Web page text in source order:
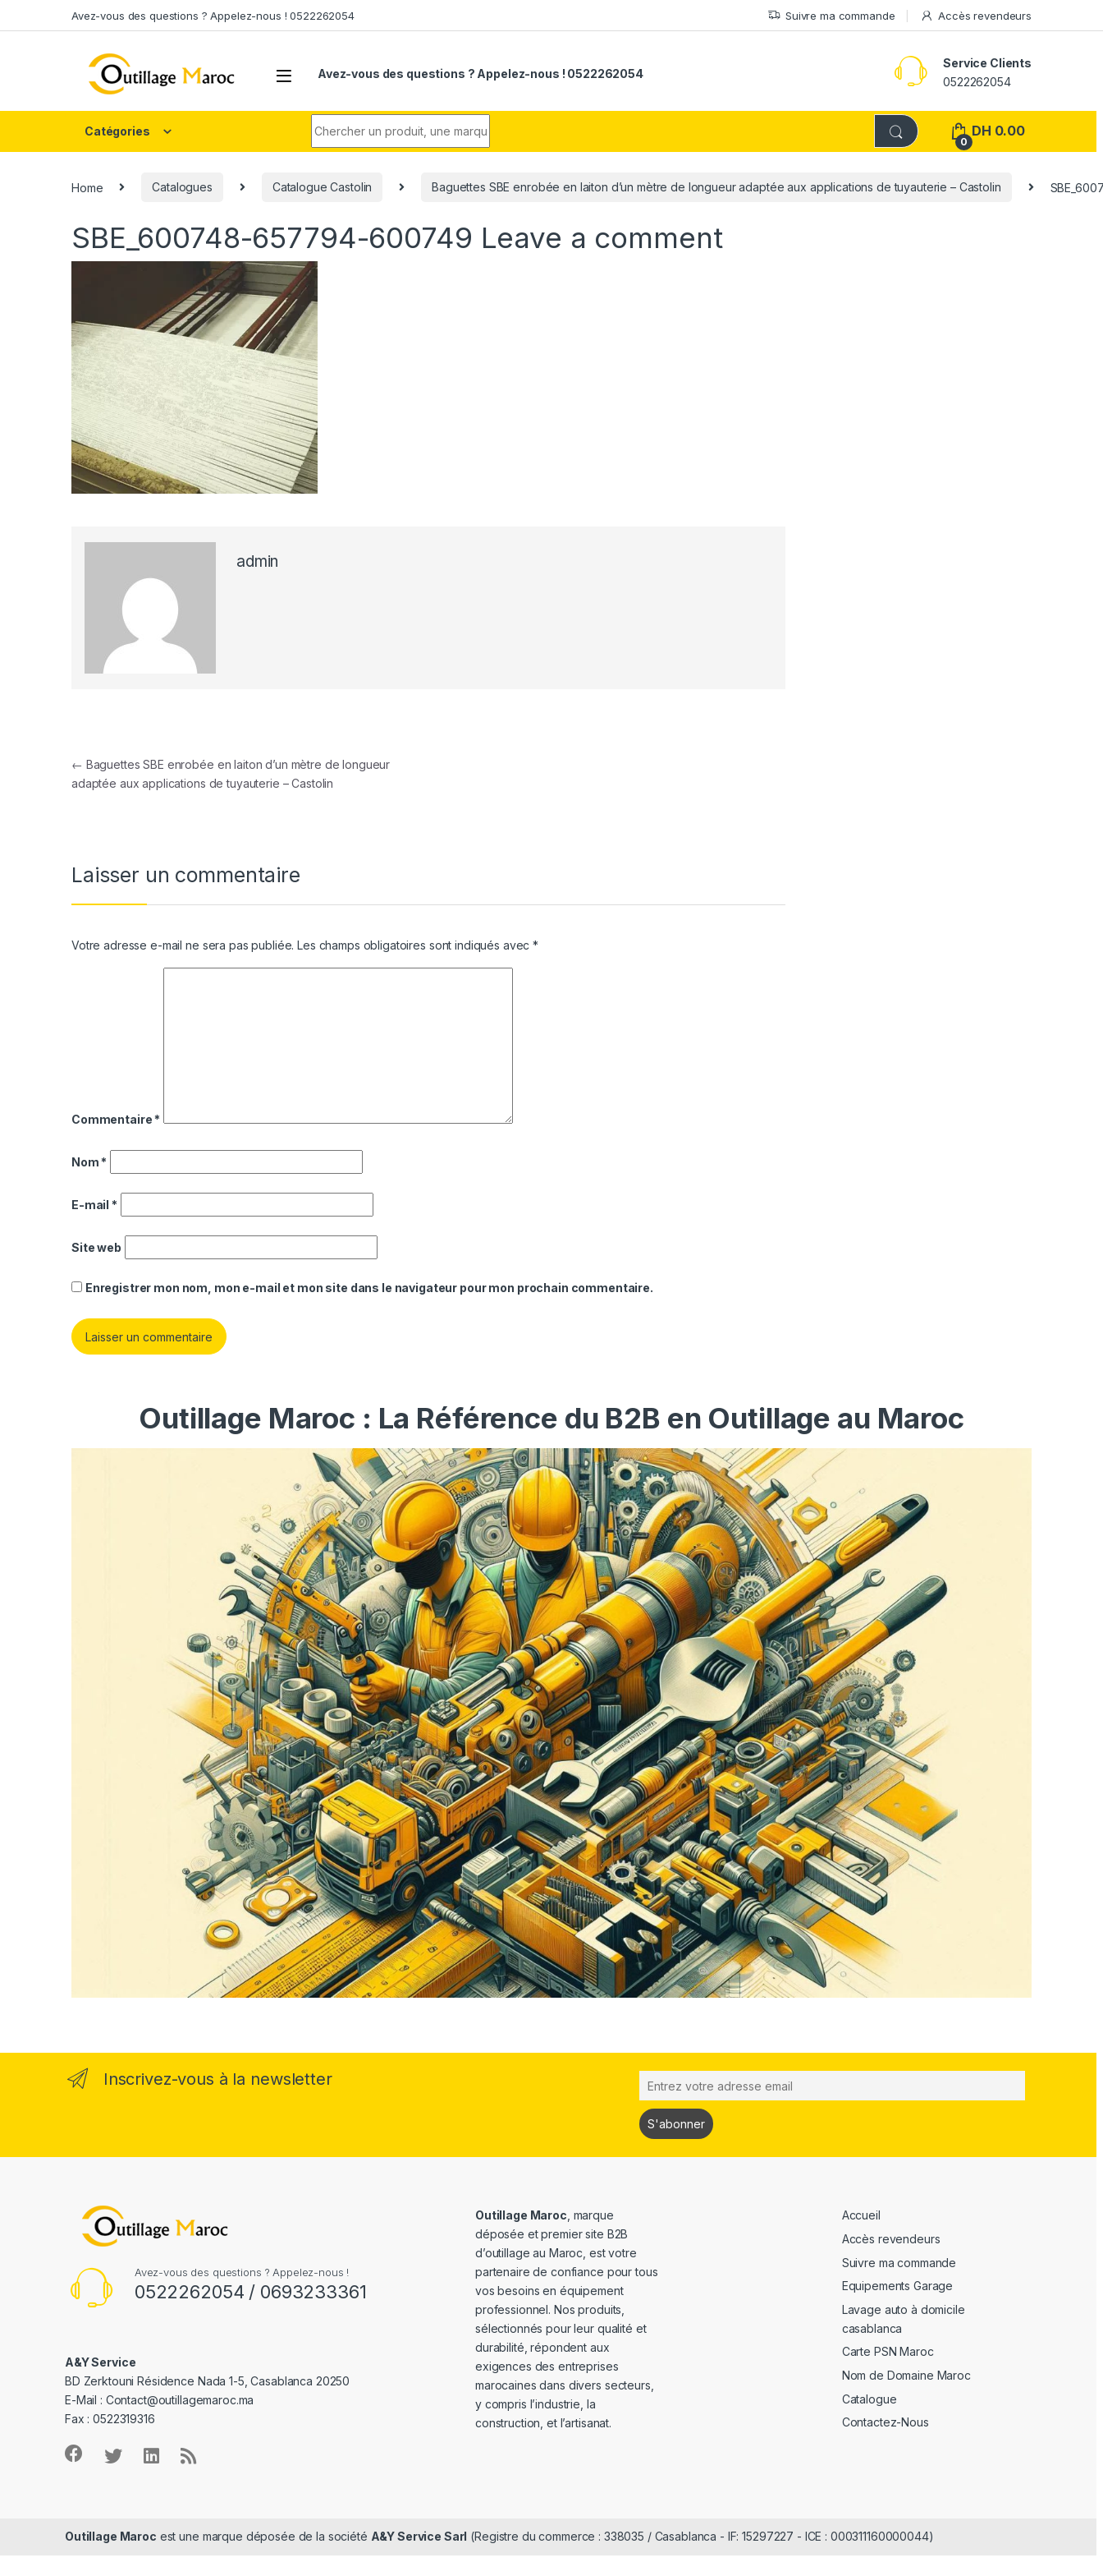
Avez-vous des questions ? Appelez-nous ! 0522262054 Suivre ma commande Accès revendeurs
Avez-vous des questions ? Appelez-nous ! 0522262054
Service Clients
0522262054
Catégories
0
DH 0.00
Home Catalogues Catalogue Castolin Baguettes SBE enrobée en laiton d’un mètre de longueur adaptée aux applications de tuyauterie – Castolin
SBE_600748-657794-600749 Leave a comment
admin
Navigation de l’article
← Baguettes SBE enrobée en laiton d’un mètre de longueur
adaptée aux applications de tuyauterie – Castolin
Laisser un commentaire
Votre adresse e-mail ne sera pas publiée. Les champs obligatoires sont indiqués avec*
Commentaire *
Nom *
E-mail *
Site web
Enregistrer mon nom, mon e-mail et mon site dans le navigateur pour mon prochain commentaire.
Outillage Maroc : La Référence du B2B en Outillage au Maroc
Inscrivez-vous à la newsletter
Avez-vous des questions ? Appelez-nous !
0522262054 / 0693233361
A&Y Service
BD Zerktouni Résidence Nada 1-5, Casablanca 20250
E-Mail : Contact@outillagemaroc.ma
Fax : 0522319316
Outillage Maroc, marque
déposée et premier site B2B
d’outillage au Maroc, est votre
partenaire de confiance pour tous
vos besoins en équipement
professionnel. Nos produits,
sélectionnés pour leur qualité et
durabilité, répondent aux
exigences des entreprises
marocaines dans divers secteurs,
y compris l’industrie, la
construction, et l’artisanat.
Accueil
Accès revendeurs
Suivre ma commande
Equipements Garage
Lavage auto à domicile
casablanca
Carte PSN Maroc
Nom de Domaine Maroc
Catalogue
Contactez-Nous
Outillage Maroc est une marque déposée de la société A&Y Service Sarl (Registre du commerce : 338035 / Casablanca - IF: 15297227 - ICE : 000311160000044)